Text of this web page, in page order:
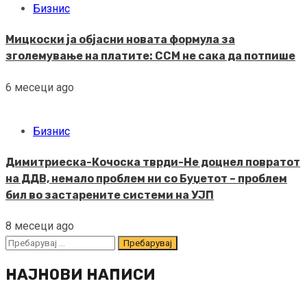
Бизнис
Мицкоски ја објасни новата формула за
зголемување на платите: ССМ не сака да потпише
6 месеци ago
Бизнис
Димитриеска-Кочоска тврди-Не доцнел повратот
на ДДВ, немало проблем ни со Буџетот – проблем
бил во застарените системи на УЈП
8 месеци ago
Пребарувај
НАЈНОВИ НАПИСИ